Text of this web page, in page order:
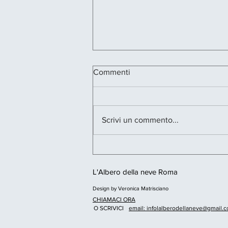
Commenti
Scrivi un commento...
L'Albero della neve Roma
Design by Veronica Matrisciano
CHIAMACI ORA
O SCRIVICI
email: